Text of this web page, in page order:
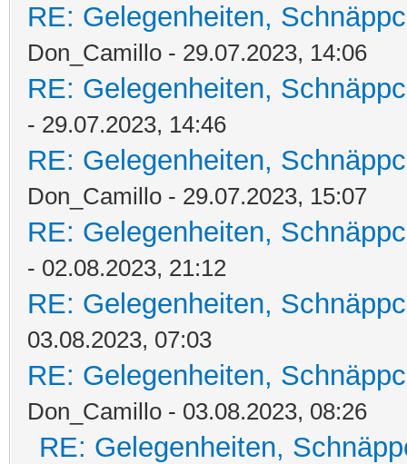
RE: Gelegenheiten,
Don_Camillo - 29.07.2023, 14:06
RE: Gelegenheiten,
- 29.07.2023, 14:46
RE: Gelegenheiten,
Don_Camillo - 29.07.2023, 15:07
RE: Gelegenheiten,
- 02.08.2023, 21:12
RE: Gelegenheiten,
03.08.2023, 07:03
RE: Gelegenheiten,
Don_Camillo - 03.08.2023, 08:26
RE: Gelegenheiten,